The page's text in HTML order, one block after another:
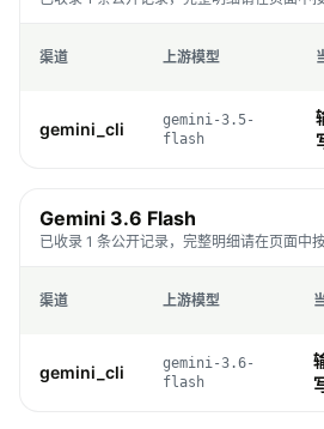
渠道 上游模型
gemini_cli
gemini-3.5-
flash
Gemini 3.6 Flash
已收录 1 条公开记录，完整明细请在页面中按
渠道 上游模型
gemini_cli
gemini-3.6-
flash